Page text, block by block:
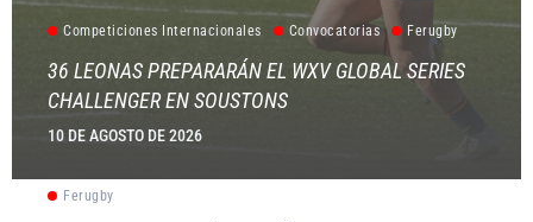
Competiciones Internacionales Convocatorias Ferugby
36 LEONAS PREPARARÁN EL WXV GLOBAL SERIES
CHALLENGER EN SOUSTONS
10 DE AGOSTO DE 2026
Ferugby